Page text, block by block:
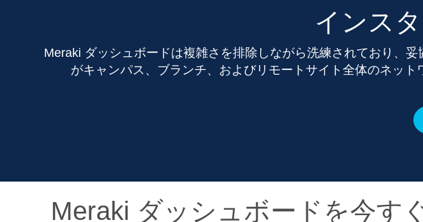
インス
Meraki ダッシュボードは複雑さを排除しながら洗練されており、
がキャンパス、ブランチ、およびリモートサイト全体のネッ
Meraki ダッシュボードを今す